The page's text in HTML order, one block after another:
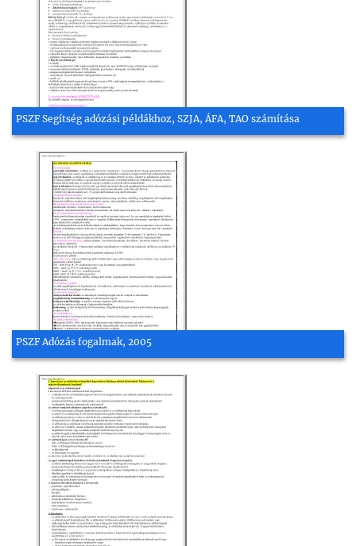
PSZF Segítség adózási példákhoz, SZJA, ÁFA, TAO számítása
PSZF Adózás fogalmak, 2005